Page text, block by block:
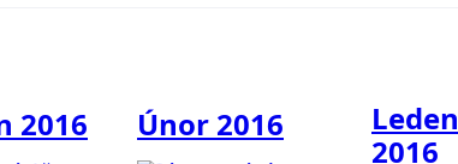
2016 Únor 2016
Leden
2016